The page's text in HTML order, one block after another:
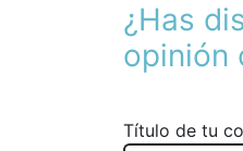
¿Has
opinión
Título de tu